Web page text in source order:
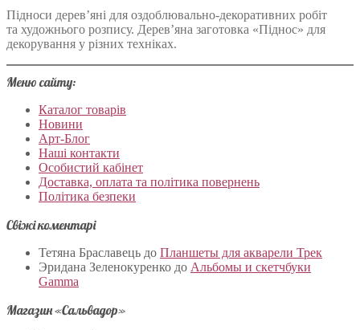
Підноси дерев’яні для оздоблювально-декоративних робіт
та художнього розпису. Дерев’яна заготовка «Піднос» для
декорування у різних техніках.
Меню сайту:
Каталог товарів
Новини
Арт-Блог
Наші контакти
Особистий кабінет
Доставка, оплата та політика повернень
Політика безпеки
Свіжі коментарі
Тетяна Браславець до Планшеты для акварели Трек
Эридана Зеленокуренко до Альбомы и скетчбуки
Gamma
Магазин «Сальвадор»